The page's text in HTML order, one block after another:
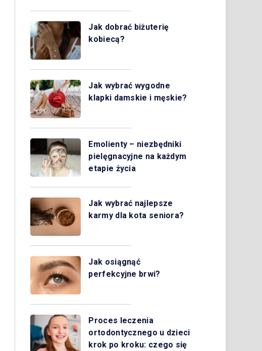
Jak dobrać biżuterię
kobiecą?
Jak wybrać wygodne
klapki damskie i męskie?
Emolienty – niezbędniki
pielęgnacyjne na każdym
etapie życia
Jak wybrać najlepsze
karmy dla kota seniora?
Jak osiągnąć
perfekcyjne brwi?
Proces leczenia
ortodontycznego u dzieci
krok po kroku: czego się